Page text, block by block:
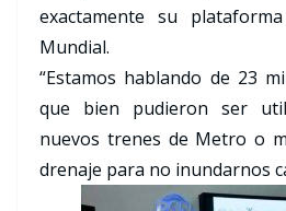
exactamente su
Mundial.
“Estamos hablando de 23
que bien pudieron ser
nuevos trenes de Metro o
drenaje para no inundarnos